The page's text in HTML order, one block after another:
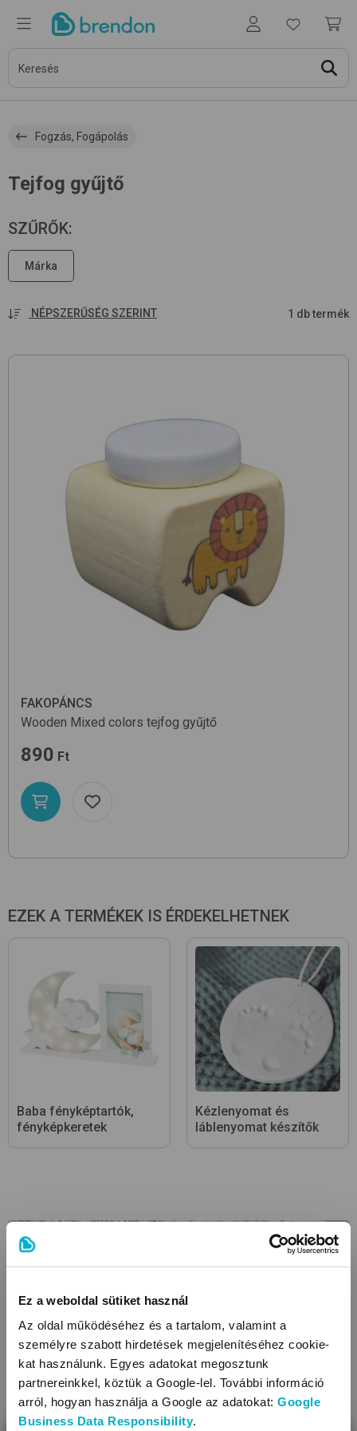
Ez a weboldal sütiket használ
Az oldal működéséhez és a tartalom, valamint a
személyre szabott hirdetések megjelenítéséhez cookie-
kat használunk. Egyes adatokat megosztunk
partnereinkkel, köztük a Google-lel. További információ
arról, hogyan használja a Google az adatokat: Google
Business Data Responsibility.
Fogzás, Fogápolás
Tejfog gyűjtő
SZŰRŐK:
Márka
NÉPSZERŰSÉG SZERINT 1 db termék
FAKOPÁNCS
Wooden Mixed colors tejfog gyűjtő
890 Ft
EZEK A TERMÉKEK IS ÉRDEKELHETNEK
Baba fényképtartók,
fényképkeretek
Kézlenyomat és
láblenyomat készítők
Áruházainkban szélesebb választék mellett további